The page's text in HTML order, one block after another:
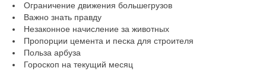
Ограничение движения большегрузов
Важно знать правду
Незаконное начисление за животных
Пропорции цемента и песка для строителя
Польза арбуза
Гороскоп на текущий месяц